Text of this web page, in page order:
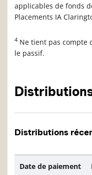
applicables de fonds
Placements IA
4 Ne tient pas compte
le passif.
Distributions
Date de paiement